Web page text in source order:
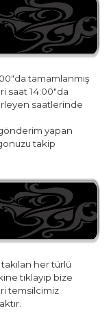
tamamlanmış
saat 14:00"da
saatlerinde
yapan
takip
her türlü
tıklayıp bize
temsilcimiz